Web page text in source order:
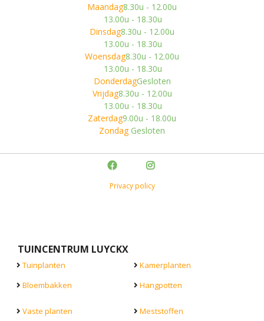
Maandag8.30u - 12.00u
13.00u - 18.30u
Dinsdag8.30u - 12.00u
13.00u - 18.30u
Woensdag8.30u - 12.00u
13.00u - 18.30u
DonderdagGesloten
Vrijdag8.30u - 12.00u
13.00u - 18.30u
Zaterdag9.00u - 18.00u
Zondag Gesloten
Privacy policy
TUINCENTRUM LUYCKX
Tuinplanten
Kamerplanten
Bloembakken
Hangpotten
Vaste planten Meststoffen